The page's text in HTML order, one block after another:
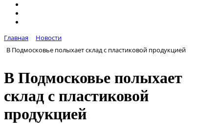
Главная
Новости
В Подмосковье полыхает склад с пластиковой продукцией
В Подмосковье полыхает
склад с пластиковой
продукцией